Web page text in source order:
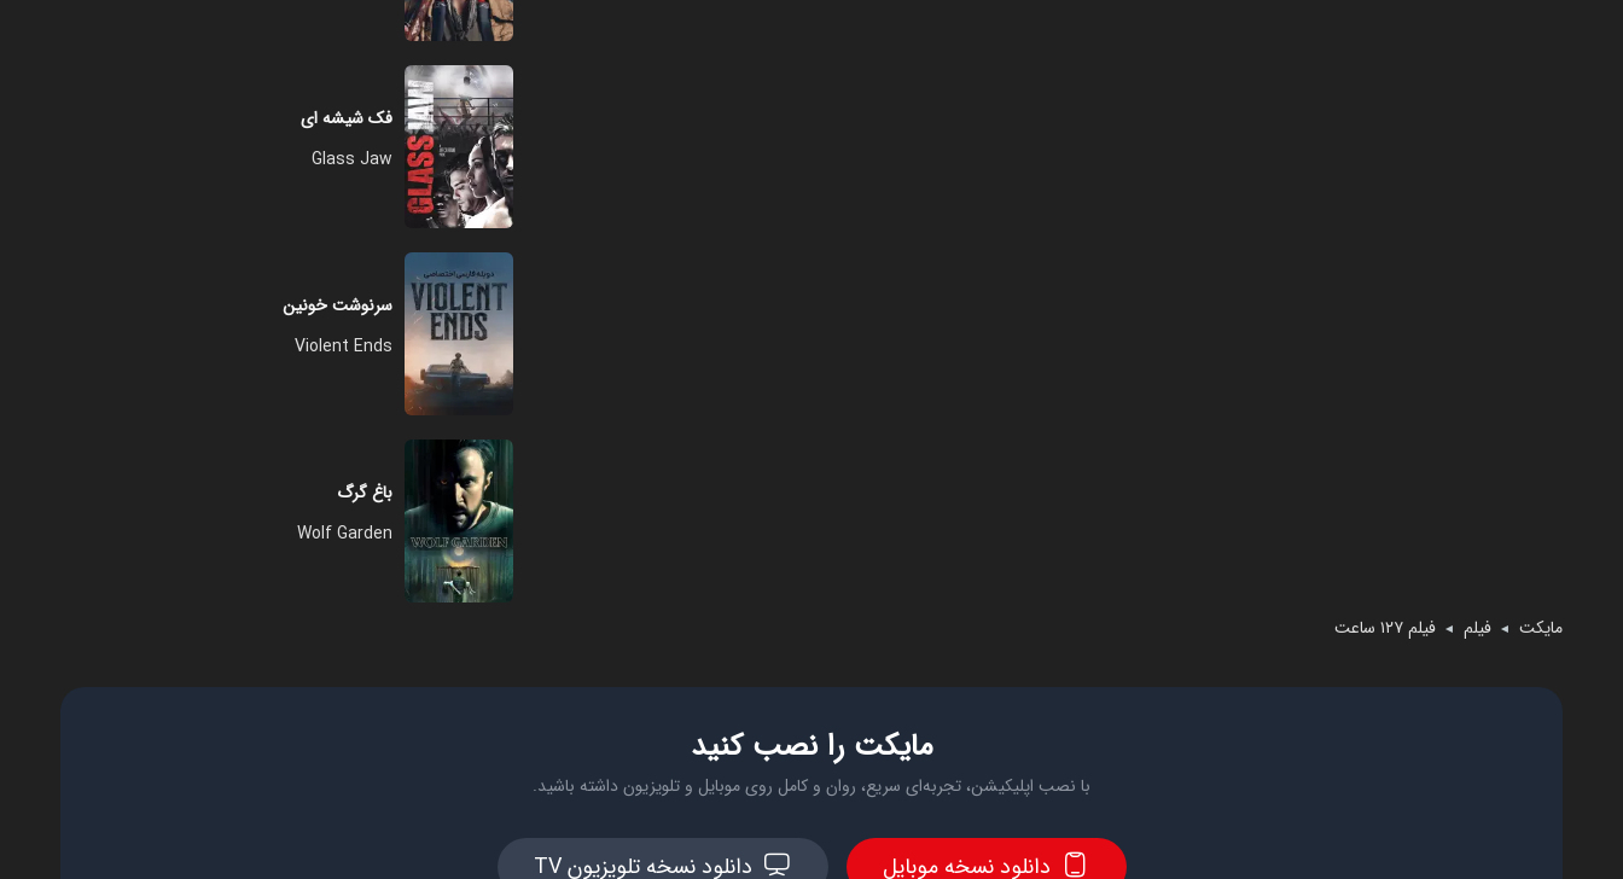
مایکت ◄ فیلم ◄ فیلم ۱۲۷ ساعت
فک شیشه ای
Glass Jaw
سرنوشت خونین
Violent Ends
باغ گرگ
Wolf Garden
مایکت را نصب کنید
با نصب اپلیکیشن، تجربه‌ای سریع، روان و کامل روی موبایل و تلویزیون داشته باشید.
دانلود نسخه موبایل دانلود نسخه تلویزیون TV